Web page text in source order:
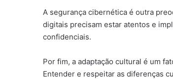
A segurança cibernética é outra
digitais precisam estar atentos e
confidenciais.
Por fim, a adaptação cultural é um
Entender e respeitar as diferenças